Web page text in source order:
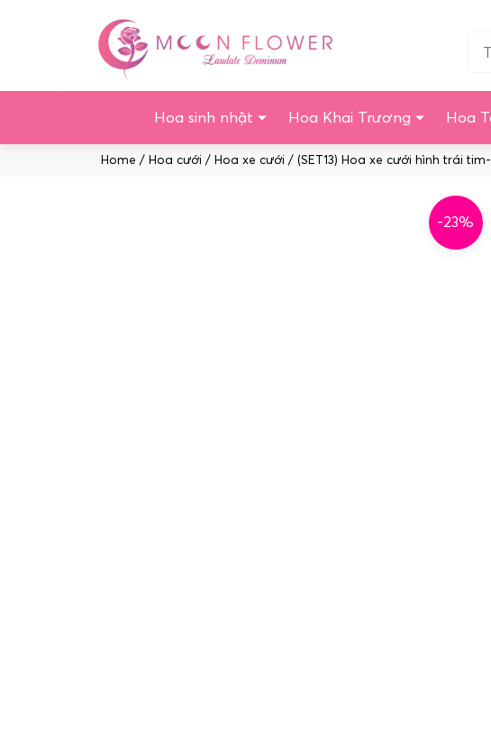
Hoa sinh nhật Hoa Khai Trương Hoa
Home / Hoa cưới / Hoa xe cưới / (SET13) Hoa xe cưới hình trái
-23%